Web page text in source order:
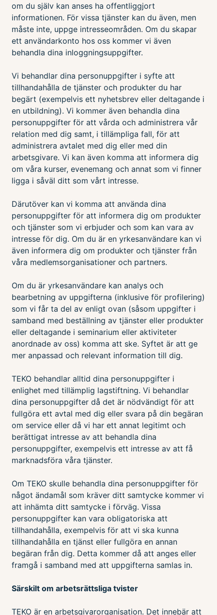
om du själv kan anses ha offentliggjort
informationen. För vissa tjänster kan du även, men
måste inte, uppge intresseområden. Om du skapar
ett användarkonto hos oss kommer vi även
behandla dina inloggningsuppgifter.
Vi behandlar dina personuppgifter i syfte att
tillhandahålla de tjänster och produkter du har
begärt (exempelvis ett nyhetsbrev eller deltagande i
en utbildning). Vi kommer även behandla dina
personuppgifter för att vårda och administrera vår
relation med dig samt, i tillämpliga fall, för att
administrera avtalet med dig eller med din
arbetsgivare. Vi kan även komma att informera dig
om våra kurser, evenemang och annat som vi finner
ligga i såväl ditt som vårt intresse.
Därutöver kan vi komma att använda dina
personuppgifter för att informera dig om produkter
och tjänster som vi erbjuder och som kan vara av
intresse för dig. Om du är en yrkesanvändare kan vi
även informera dig om produkter och tjänster från
våra medlemsorganisationer och partners.
Om du är yrkesanvändare kan analys och
bearbetning av uppgifterna (inklusive för profilering)
som vi får ta del av enligt ovan (såsom uppgifter i
samband med beställning av tjänster eller produkter
eller deltagande i seminarium eller aktiviteter
anordnade av oss) komma att ske. Syftet är att ge
mer anpassad och relevant information till dig.
TEKO behandlar alltid dina personuppgifter i
enlighet med tillämplig lagstiftning. Vi behandlar
dina personuppgifter då det är nödvändigt för att
fullgöra ett avtal med dig eller svara på din begäran
om service eller då vi har ett annat legitimt och
berättigat intresse av att behandla dina
personuppgifter, exempelvis ett intresse av att få
marknadsföra våra tjänster.
Om TEKO skulle behandla dina personuppgifter för
något ändamål som kräver ditt samtycke kommer vi
att inhämta ditt samtycke i förväg. Vissa
personuppgifter kan vara obligatoriska att
tillhandahålla, exempelvis för att vi ska kunna
tillhandahålla en tjänst eller fullgöra en annan
begäran från dig. Detta kommer då att anges eller
framgå i samband med att uppgifterna samlas in.
Särskilt om arbetsrättsliga tvister
TEKO är en arbetsgivarorganisation. Det innebär att